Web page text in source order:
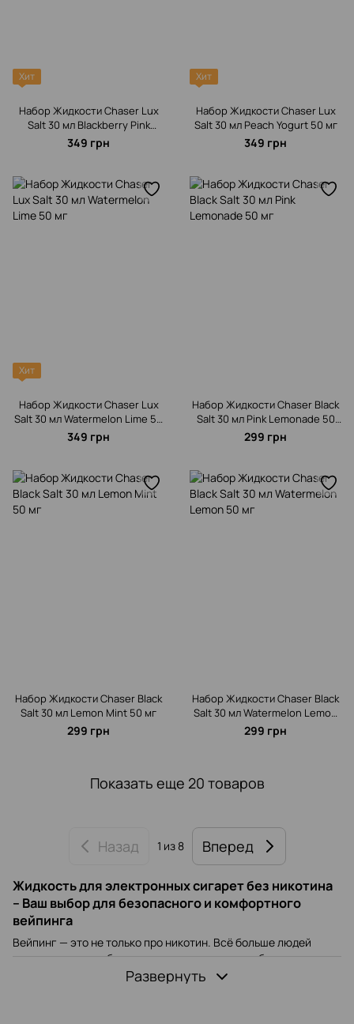
Хит
Набор Жидкости Chaser Lux
Salt 30 мл Blackberry Pink
Guava 50 мг
349 грн
Хит
Набор Жидкости Chaser Lux
Salt 30 мл Peach Yogurt 50 мг
349 грн
Хит
Набор Жидкости Chaser Lux
Salt 30 мл Watermelon Lime 50
мг
349 грн
Набор Жидкости Chaser Black
Salt 30 мл Pink Lemonade 50
мг
299 грн
Набор Жидкости Chaser Black
Salt 30 мл Lemon Mint 50 мг
299 грн
Набор Жидкости Chaser Black
Salt 30 мл Watermelon Lemon
50 мг
299 грн
Показать еще 20 товаров
Назад 1 из 8 Вперед
Жидкость для электронных сигарет без никотина
– Ваш выбор для безопасного и комфортного
вейпинга
Вейпинг — это не только про никотин. Всё больше людей
открывают для себя удовольствие от парения без этого
вещества. Если вы хотите наслаждаться всеми
Развернуть